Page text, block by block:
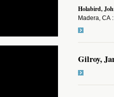
Holabird,
Madera, CA
Gilroy,